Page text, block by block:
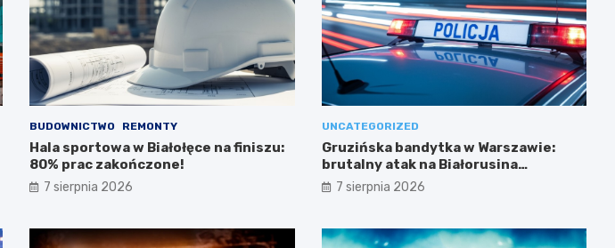
BUDOWNICTWO REMONTY
Hala sportowa w Białołęce na finiszu:
80% prac zakończone!
7 sierpnia 2026
UNCATEGORIZED
Gruzińska bandytka w Warszawie:
brutalny atak na Białorusina
zakończony aresztowaniem
7 sierpnia 2026